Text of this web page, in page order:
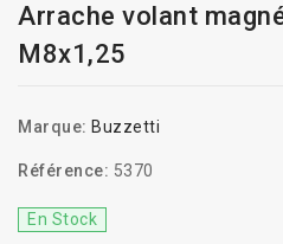
Arrache volant
M8x1,25
Marque: Buzzetti
Référence: 5370
En Stock